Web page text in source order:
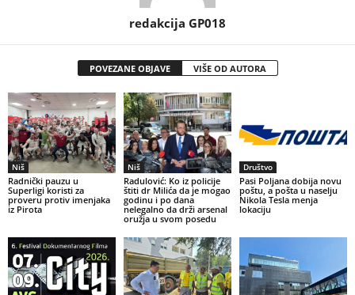
redakcija GP018
POVEZANE OBJAVE VIŠE OD AUTORA
Niš
Radnički pauzu u
Superligi koristi za
proveru protiv imenjaka
iz Pirota
Niš
Radulović: Ko iz policije
štiti dr Milića da je mogao
godinu i po dana
nelegalno da drži arsenal
oružja u svom posedu
Društvo
Pasi Poljana dobija novu
poštu, a pošta u naselju
Nikola Tesla menja
lokaciju